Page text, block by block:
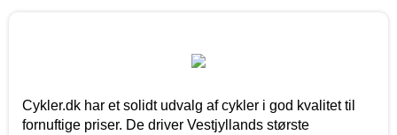
Cykler.dk har et solidt udvalg af cykler i god kvalitet til
fornuftige priser. De driver Vestjyllands største